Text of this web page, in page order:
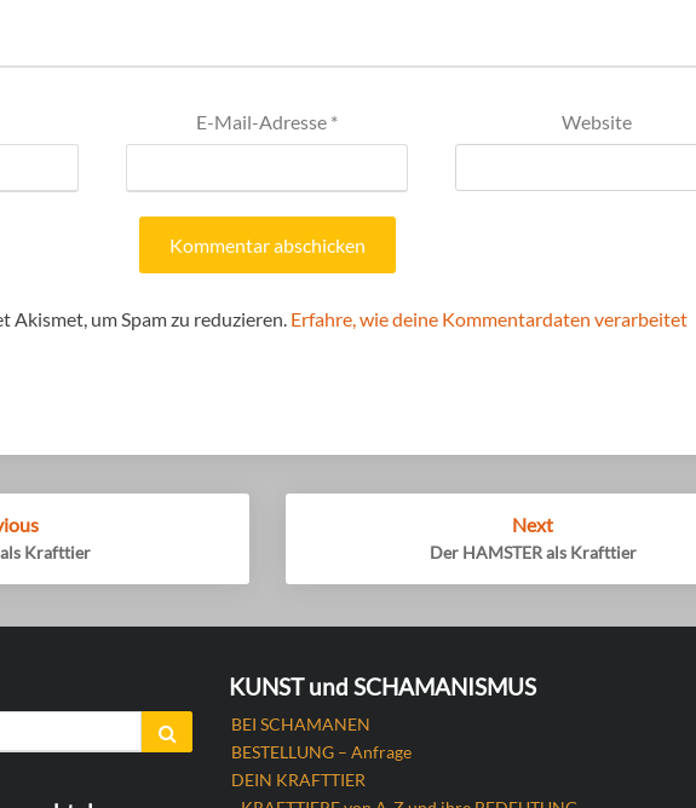
E-Mail-Adresse * Website
Akismet, um Spam zu reduzieren. Erfahre, wie deine Kommentardaten verarbeitet
Krafttier
Next
Der HAMSTER als Krafttier
KUNST und SCHAMANISMUS
BEI SCHAMANEN
BESTELLUNG – Anfrage
DEIN KRAFTTIER